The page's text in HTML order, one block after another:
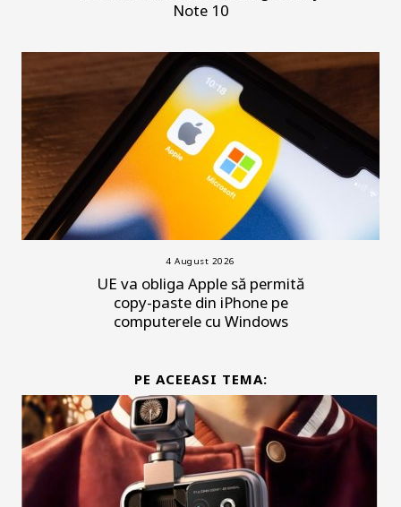
Note 10
4 August 2026
UE va obliga Apple să permită
copy-paste din iPhone pe
computerele cu Windows
PE ACEEASI TEMA: